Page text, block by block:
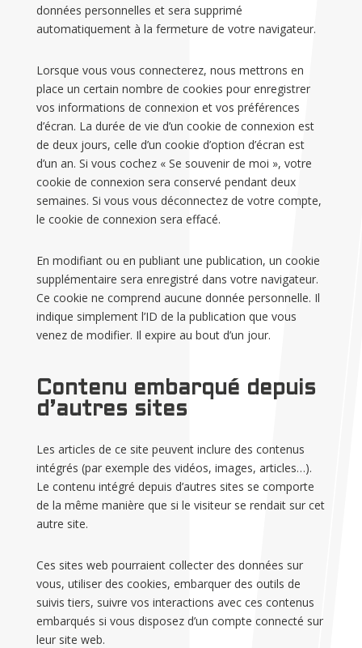
données personnelles et sera supprimé
automatiquement à la fermeture de votre navigateur.
Lorsque vous vous connecterez, nous mettrons en
place un certain nombre de cookies pour enregistrer
vos informations de connexion et vos préférences
d’écran. La durée de vie d’un cookie de connexion est
de deux jours, celle d’un cookie d’option d’écran est
d’un an. Si vous cochez « Se souvenir de moi », votre
cookie de connexion sera conservé pendant deux
semaines. Si vous vous déconnectez de votre compte,
le cookie de connexion sera effacé.
En modifiant ou en publiant une publication, un cookie
supplémentaire sera enregistré dans votre navigateur.
Ce cookie ne comprend aucune donnée personnelle. Il
indique simplement l’ID de la publication que vous
venez de modifier. Il expire au bout d’un jour.
Contenu embarqué depuis
d’autres sites
Les articles de ce site peuvent inclure des contenus
intégrés (par exemple des vidéos, images, articles…).
Le contenu intégré depuis d’autres sites se comporte
de la même manière que si le visiteur se rendait sur cet
autre site.
Ces sites web pourraient collecter des données sur
vous, utiliser des cookies, embarquer des outils de
suivis tiers, suivre vos interactions avec ces contenus
embarqués si vous disposez d’un compte connecté sur
leur site web.